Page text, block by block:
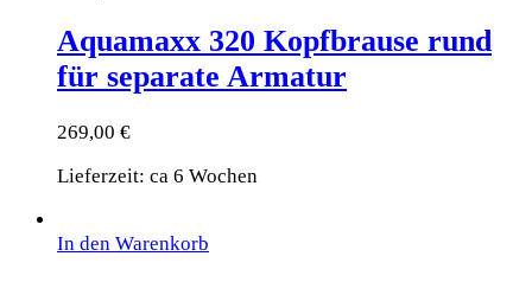
Aquamaxx 320 Kopfbrause rund
für separate Armatur
269,00 €
Lieferzeit: ca 6 Wochen
In den Warenkorb